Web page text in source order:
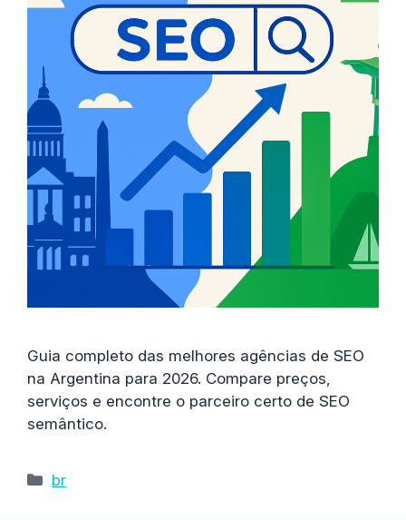
Guia completo das melhores agências de SEO
na Argentina para 2026. Compare preços,
serviços e encontre o parceiro certo de SEO
semântico.
Categorías
br